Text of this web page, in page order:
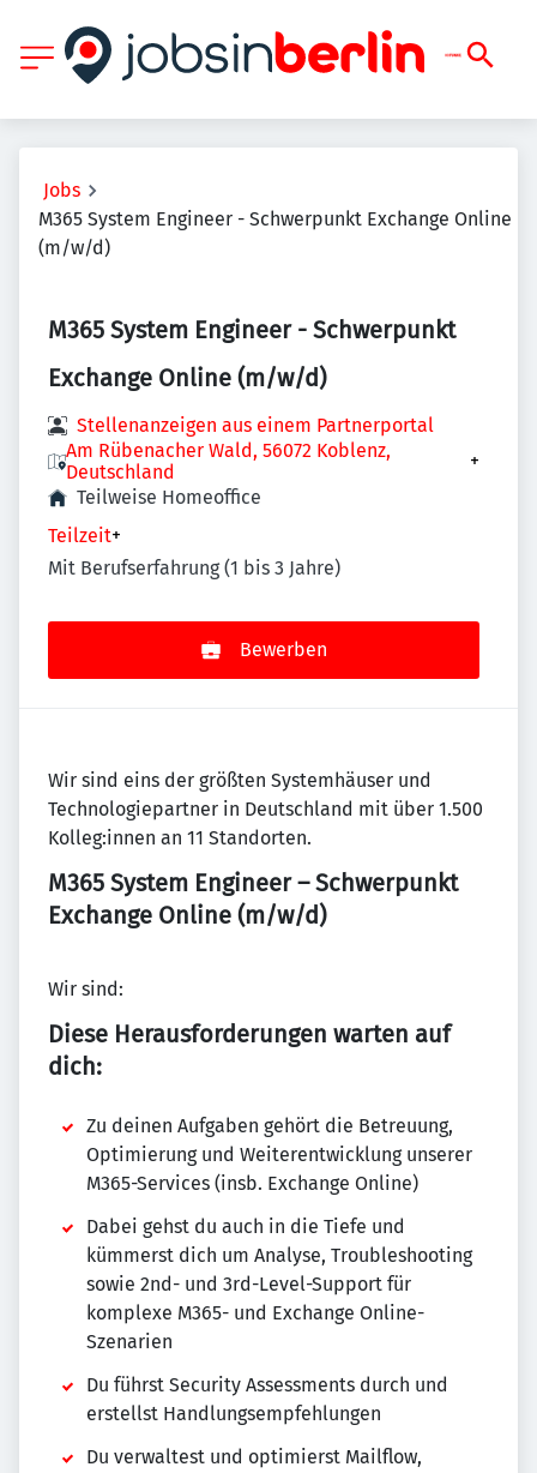
Jobs
M365 System Engineer - Schwerpunkt Exchange Online
(m/w/d)
M365 System Engineer - Schwerpunkt
Exchange Online (m/w/d)
Stellenanzeigen aus einem Partnerportal
Am Rübenacher Wald, 56072 Koblenz,
Deutschland
+
Teilweise Homeoffice
Teilzeit+
Mit Berufserfahrung (1 bis 3 Jahre)
Bewerben
Wir sind eins der größten Systemhäuser und
Technologiepartner in Deutschland mit über 1.500
Kolleg:innen an 11 Standorten.
M365 System Engineer – Schwerpunkt
Exchange Online (m/w/d)
Wir sind:
Diese Herausforderungen warten auf
dich:
Zu deinen Aufgaben gehört die Betreuung,
Optimierung und Weiterentwicklung unserer
M365-Services (insb. Exchange Online)
Dabei gehst du auch in die Tiefe und
kümmerst dich um Analyse, Troubleshooting
sowie 2nd- und 3rd-Level-Support für
komplexe M365- und Exchange Online-
Szenarien
Du führst Security Assessments durch und
erstellst Handlungsempfehlungen
Du verwaltest und optimierst Mailflow,